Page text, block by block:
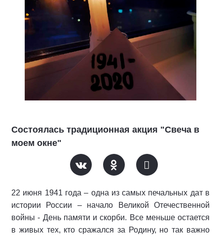
Состоялась традиционная акция "Свеча в
моем окне"
22 июня 1941 года – одна из самых печальных дат в
истории России – начало Великой Отечественной
войны - День памяти и скорби. Все меньше остается
в живых тех, кто сражался за Родину, но так важно